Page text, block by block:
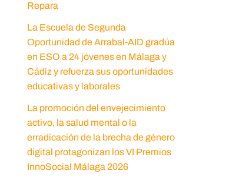
Repara
La Escuela de Segunda
Oportunidad de Arrabal-AID gradúa
en ESO a 24 jóvenes en Málaga y
Cádiz y refuerza sus oportunidades
educativas y laborales
La promoción del envejecimiento
activo, la salud mental o la
erradicación de la brecha de género
digital protagonizan los VI Premios
InnoSocial Málaga 2026